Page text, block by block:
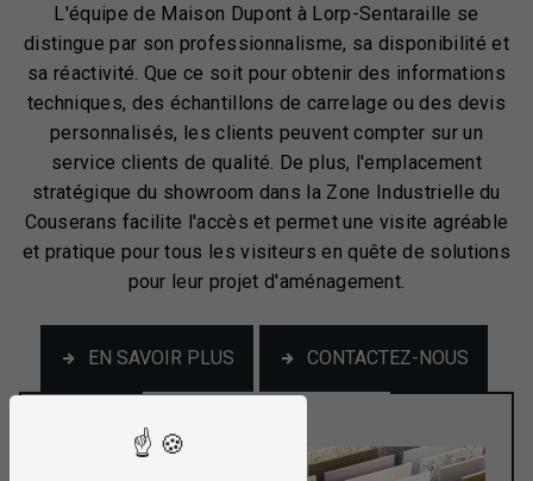
L'équipe de Maison Dupont à Lorp-Sentaraille se
distingue par son professionnalisme, sa disponibilité et
sa réactivité. Que ce soit pour obtenir des informations
techniques, des échantillons de carrelage ou des devis
personnalisés, les clients peuvent compter sur un
service clients de qualité. De plus, l'emplacement
stratégique du showroom dans la Zone Industrielle du
Couserans facilite l'accès et permet une visite agréable
et pratique pour tous les visiteurs en quête de solutions
pour leur projet d'aménagement.
EN SAVOIR PLUS CONTACTEZ-NOUS